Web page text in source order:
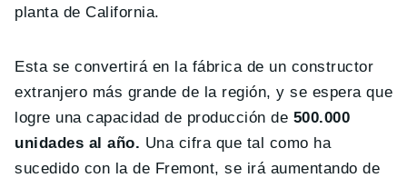
planta de California.
Esta se convertirá en la fábrica de un constructor
extranjero más grande de la región, y se espera que
logre una capacidad de producción de 500.000
unidades al año. Una cifra que tal como ha
sucedido con la de Fremont, se irá aumentando de